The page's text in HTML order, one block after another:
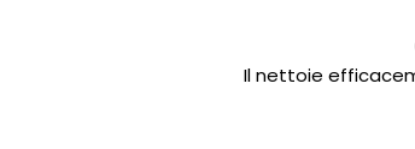
Il nettoie